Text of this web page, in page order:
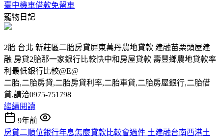
臺中機車借款免留車
寵物日記
2胎 台北 新莊區二胎房貸屏東萬丹農地貸款 建融苗栗頭屋建
融 房貸2胎那一家銀行比較快中和房屋貸款 壽豐鄉農地貸款率
利最低銀行比較@E@
二胎,二胎房貸,二胎房貸利率,二胎車貸,二胎房屋銀行,二胎借
貸,請洽0975-751798
繼續閱讀
9年前
房貸二順位銀行年息怎麼貸款比較會過件 土建融台南西港土